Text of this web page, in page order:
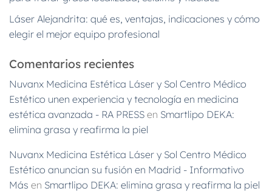
Láser Alejandrita: qué es, ventajas, indicaciones y cómo
elegir el mejor equipo profesional
Comentarios recientes
Nuvanx Medicina Estética Láser y Sol Centro Médico
Estético unen experiencia y tecnología en medicina
estética avanzada - RA PRESS en Smartlipo DEKA:
elimina grasa y reafirma la piel
Nuvanx Medicina Estética Láser y Sol Centro Médico
Estético anuncian su fusión en Madrid - Informativo
Más en Smartlipo DEKA: elimina grasa y reafirma la piel